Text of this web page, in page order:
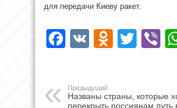
для передачи Киеву ракет.
Facebook
VK
Предыдущий
Названы страны, которые
перекрыть россиянам путь